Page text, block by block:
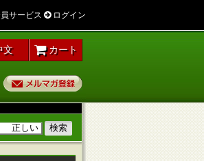
サービス ログイン
文 カート
プレゼント